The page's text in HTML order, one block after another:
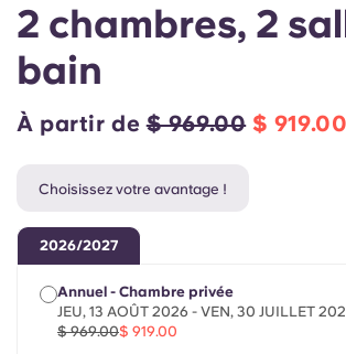
Chinese
Se connecter
2 chambres, 2
bain
À partir de$ 969.00 $ 919.00
Choisissez votre avantage !
2026/2027
Annuel - Chambre privée
JEU, 13 AOÛT 2026 - VEN, 30 JUILLET
$ 969.00$ 919.00